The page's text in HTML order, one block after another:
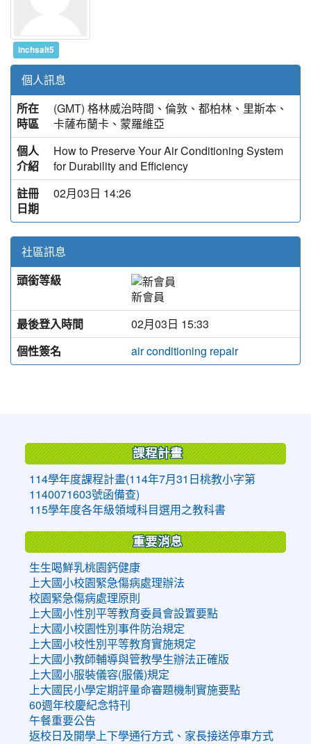
inchsalt5
個人訊息
所在
時區
(GMT) 格林威治時間、倫敦、都柏林、里斯本、
卡薩布蘭卡、蒙羅維亞
個人
介紹
How to Preserve Your Air Conditioning System
for Durability and Efficiency
註冊
日期
02月03日 14:26
社區訊息
頭銜等級
新會員
最後登入時間
02月03日 15:33
個性簽名
air conditioning repair
課程計畫
114學年度課程計畫(114年7月31日桃教小字第
1140071603號函備查)
115學年度各年級領域科目選用之教科書
重要消息
生生喝鮮乳桃園鈣健康
上大國小校園緊急傷病處理辦法
校園緊急傷病處理原則
上大國小性別平等教育委員會設置要點
上大國小校園性別事件防治規定
上大國小校性別平等教育實施規定
上大國小教師輔導與管教學生辦法正確版
上大國小服裝儀容(服儀)規定
上大國民小學定期評量命審題機制實施要點
60週年校慶紀念特刊
午餐重要公告
返校日及開學上下學通行方式、家長接送停車方式